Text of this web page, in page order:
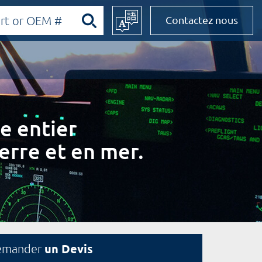
Contactez nous
entier
et en mer.
un Devis